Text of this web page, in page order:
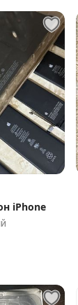
iPhone